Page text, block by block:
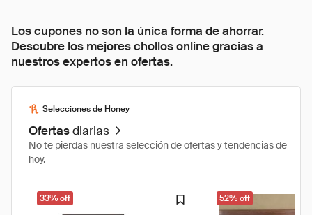
Los cupones no son la única forma de ahorrar.
Descubre los mejores chollos online gracias a
nuestros expertos en ofertas.
Selecciones de Honey
Ofertasdiarias
No te pierdas nuestra selección de ofertas y tendencias de
hoy.
33% off 52% off